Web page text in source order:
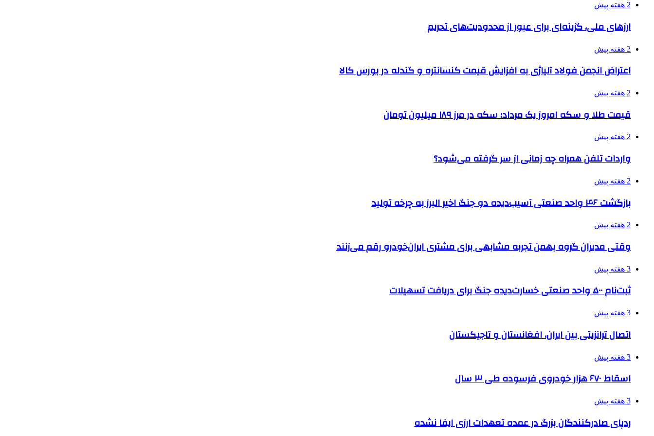
2 هفته پیش
ارزهای ملی، گزینه‌ای برای عبور از محدودیت‌های تحریم
2 هفته پیش
اعتراض انجمن فولاد آلیاژی به افزایش قیمت کنسانتره و گندله در بورس کالا
2 هفته پیش
قیمت طلا و سکه امروز یک مرداد؛ سکه در مرز ۱۸۹ میلیون تومان
2 هفته پیش
واردات تلفن همراه چه زمانی از سر گرفته می‌شود؟
2 هفته پیش
بازگشت ۴۶ واحد صنعتی آسیب‌دیده دو جنگ اخیر البرز به چرخه تولید
2 هفته پیش
وقتی مدیران گروه بهمن تجربه مشابهی برای مشتری ایران‌خودرو رقم می‌زنند
3 هفته پیش
ثبت‌نام ۵۰۰ واحد صنعتی خسارت‌دیده جنگ برای دریافت تسهیلات
3 هفته پیش
اتصال ترانزیتی بین ایران، افغانستان و تاجیکستان
3 هفته پیش
اسقاط ۶۷۰ هزار خودروی فرسوده طی ۳ سال
3 هفته پیش
ردپای صادرکنندگان بزرگ در عمده تعهدات ارزی ایفا نشده